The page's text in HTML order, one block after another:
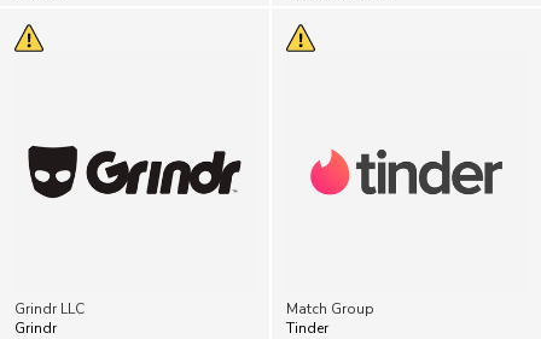
Grindr LLC
Grindr
Match Group
Tinder